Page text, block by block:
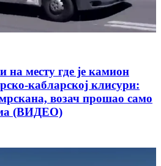
на месту где је камион
кабларској клисури:
возач прошао само
(ВИДЕО)